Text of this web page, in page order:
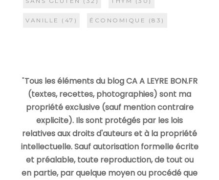
VANILLE (47) ÉCONOMIQUE (83)
"Tous les éléments du blog CA A LEYRE BON.FR
(textes, recettes, photographies) sont ma
propriété exclusive (sauf mention contraire
explicite). Ils sont protégés par les lois
relatives aux droits d'auteurs et à la propriété
intellectuelle. Sauf autorisation formelle écrite
et préalable, toute reproduction, de tout ou
en partie, par quelque moyen ou procédé que